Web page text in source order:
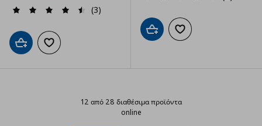
(3)
Προσθήκη στο καλάθι
Προσθήκη στα αγαπημένα
Προσθήκη στο καλάθι
Προσθήκη στα
12 από 28 διαθέσιμα προϊόντα
online
12 από 28 διαθέσιμα προϊόντα